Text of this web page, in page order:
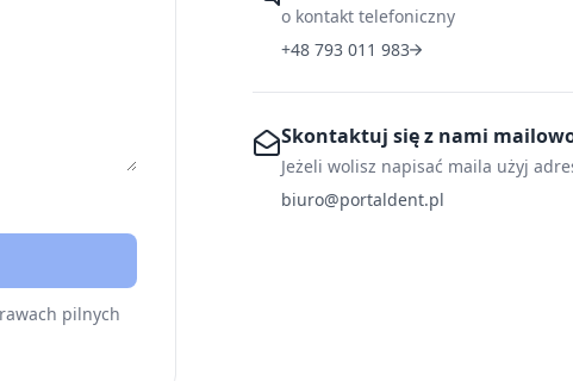
pilnych
o kontakt telefoniczny
+48 793 011 983
Skontaktuj się z nami
Jeżeli wolisz napisać maila użyj
biuro@portaldent.pl